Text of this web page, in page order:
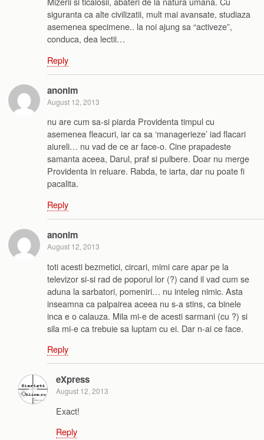
siguranta ca alte civilizatii, mult mai avansate, studiaza
asemenea specimene.. la noi ajung sa “activeze”,
conduca, dea lectii…
Reply
anonim
August 12, 2013
nu are cum sa-si piarda Providenta timpul cu
asemenea fleacuri, iar ca sa ‘managerieze’ iad flacari
aiureli… nu vad de ce ar face-o. Cine prapadeste
samanta aceea, Darul, praf si pulbere. Doar nu merge
Providenta in reluare. Rabda, te iarta, dar nu poate fi
pacalita.
Reply
anonim
August 12, 2013
toti acesti bezmetici, circari, mimi care apar pe la
televizor si-si rad de poporul lor (?) cand il vad cum se
aduna la sarbatori, pomeniri… nu inteleg nimic. Asta
inseamna ca palpairea aceea nu s-a stins, ca binele
inca e o calauza. Mila mi-e de acesti sarmani (cu ?) si
sila mi-e ca trebuie sa luptam cu ei. Dar n-ai ce face.
Reply
eXpress
August 12, 2013
Exact!
Reply